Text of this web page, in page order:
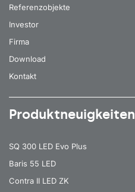
Referenzobjekte
Investor
Firma
Download
Kontakt
Produktneuigkeiten
SQ 300 LED Evo Plus
Baris 55 LED
Contra II LED ZK